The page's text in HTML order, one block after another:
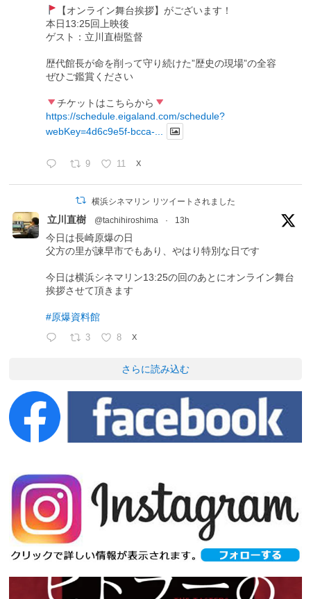
【オンライン舞台挨拶】がございます！
本日13:25回上映後
ゲスト：立川直樹監督
歴代館長が命を削って守り続けた”歴史の現場”の全容
ぜひご鑑賞ください
チケットはこちらから
https://schedule.eigaland.com/schedule?
webKey=4d6c9e5f-bcca-...
9 11 X
横浜シネマリン リツイートされました
立川直樹 @tachihiroshima · 13h
今日は長崎原爆の日
父方の里が諫早市でもあり、やはり特別な日です
今日は横浜シネマリン13:25の回のあとにオンライン舞台
挨拶させて頂きます
#原爆資料館
3 8 X
さらに読み込む